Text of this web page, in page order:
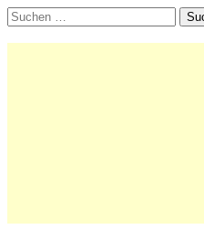
Suchen
nach: